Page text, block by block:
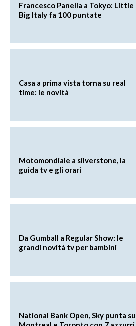
Francesco Panella a Tokyo: Little
Big Italy fa 100 puntate
Casa a prima vista torna su real
time: le novità
Motomondiale a silverstone, la
guida tv e gli orari
Da Gumball a Regular Show: le
grandi novità tv per bambini
National Bank Open, Sky punta su